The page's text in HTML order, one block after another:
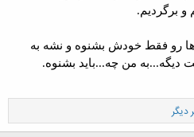
و برگردیم.
رو فقط خودش بشنوه و نشه به
من چه...باید بشنوه.